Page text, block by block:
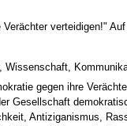
verteidigen!"
Wissenschaft,
gegen ihre
Gesellschaft
Antiziganismus,